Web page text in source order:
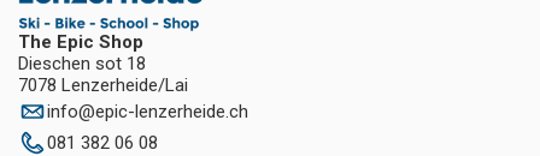
The Epic Shop
Dieschen sot 18
7078 Lenzerheide/Lai
info@epic-lenzerheide.ch
081 382 06 08